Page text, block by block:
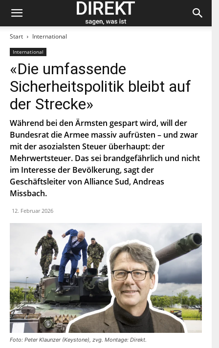
Start International
International
«Die umfassende
Sicherheitspolitik bleibt auf
der Strecke»
Während bei den Ärmsten gespart wird, will der
Bundesrat die Armee massiv aufrüsten – und zwar
mit der asozialsten Steuer überhaupt: der
Mehrwertsteuer. Das sei brandgefährlich und nicht
im Interesse der Bevölkerung, sagt der
Geschäftsleiter von Alliance Sud, Andreas
Missbach.
12. Februar 2026
Foto: Peter Klaunzer (Keystone), zvg. Montage: Direkt.
Bleiben Sie auf dem neuesten Stand und
abonnieren Sie unseren «direkt»-Newsletter.
o
r
n
a
m
N
a
c
h
n
a
m
e
E
-
M
a
i
l
*
P
Z
zu, dass die SP Dich auf dem Laufenden halten darf. Mehr
ABONNIEREN